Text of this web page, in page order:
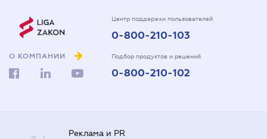
О КОМПАНИИ
Центр поддержки пользователей
0-800-210-103
Подбор продуктов и решений
0-800-210-102
Реклама и PR